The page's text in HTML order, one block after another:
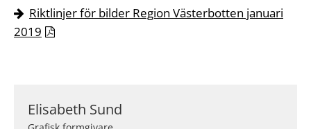
Riktlinjer för bilder Region Västerbotten januari
2019
Elisabeth Sund